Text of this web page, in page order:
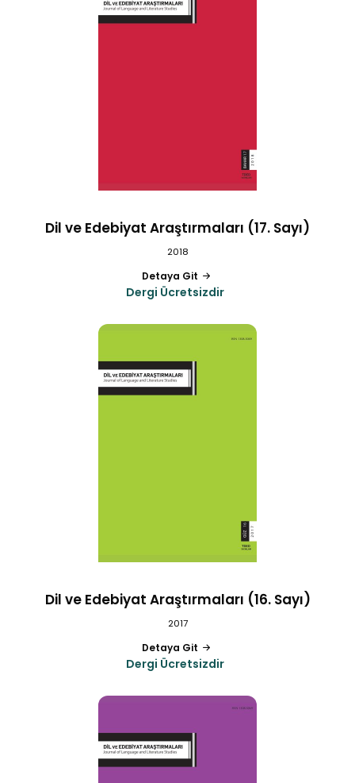
Dil ve Edebiyat Araştırmaları (17. Sayı)
2018
Detaya Git
Dergi Ücretsizdir
Dil ve Edebiyat Araştırmaları (16. Sayı)
2017
Detaya Git
Dergi Ücretsizdir